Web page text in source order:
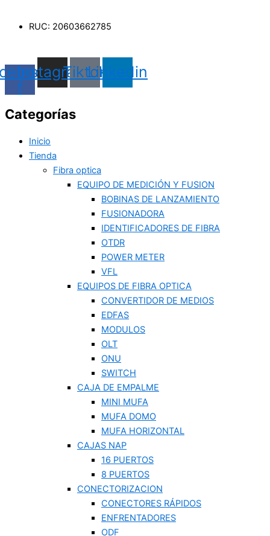
RUC: 20603662785
f
Instagram
TiktokLinkedin
Categorías
Inicio
Tienda
Fibra optica
EQUIPO DE MEDICIÓN Y FUSION
BOBINAS DE LANZAMIENTO
FUSIONADORA
IDENTIFICADORES DE FIBRA
OTDR
POWER METER
VFL
EQUIPOS DE FIBRA OPTICA
CONVERTIDOR DE MEDIOS
EDFAS
MODULOS
OLT
ONU
SWITCH
CAJA DE EMPALME
MINI MUFA
MUFA DOMO
MUFA HORIZONTAL
CAJAS NAP
16 PUERTOS
8 PUERTOS
CONECTORIZACION
CONECTORES RÁPIDOS
ENFRENTADORES
ODF